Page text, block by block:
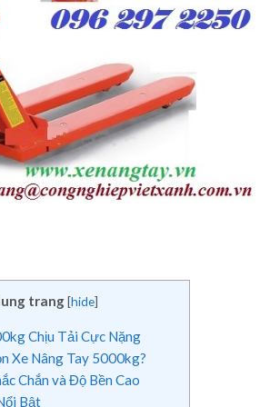
trang[hide]
Chịu Tải Cực Nặng
Xe Nâng Tay 5000kg?
Chắn và Độ Bền Cao
Bật